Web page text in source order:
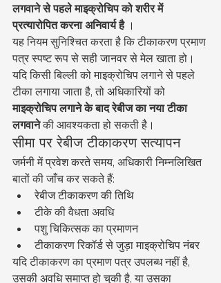
लगवाने से पहले माइक्रोचिप को शरीर में
प्रत्यारोपित करना अनिवार्य है ।
यह नियम सुनिश्चित करता है कि टीकाकरण प्रमाण
पत्र स्पष्ट रूप से सही जानवर से मेल खाता हो।
यदि किसी बिल्ली को माइक्रोचिप लगाने से पहले
टीका लगाया जाता है, तो अधिकारियों को
माइक्रोचिप लगाने के बाद रेबीज का नया टीका
लगवाने की आवश्यकता हो सकती है।
सीमा पर रेबीज टीकाकरण सत्यापन
जर्मनी में प्रवेश करते समय, अधिकारी निम्नलिखित
बातों की जाँच कर सकते हैं:
रेबीज टीकाकरण की तिथि
टीके की वैधता अवधि
पशु चिकित्सक का प्रमाणन
टीकाकरण रिकॉर्ड से जुड़ा माइक्रोचिप नंबर
यदि टीकाकरण का प्रमाण पत्र उपलब्ध नहीं है,
उसकी अवधि समाप्त हो चुकी है, या उसका